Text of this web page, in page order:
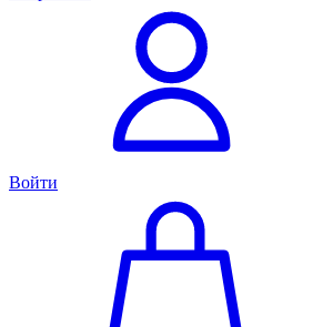
Войти